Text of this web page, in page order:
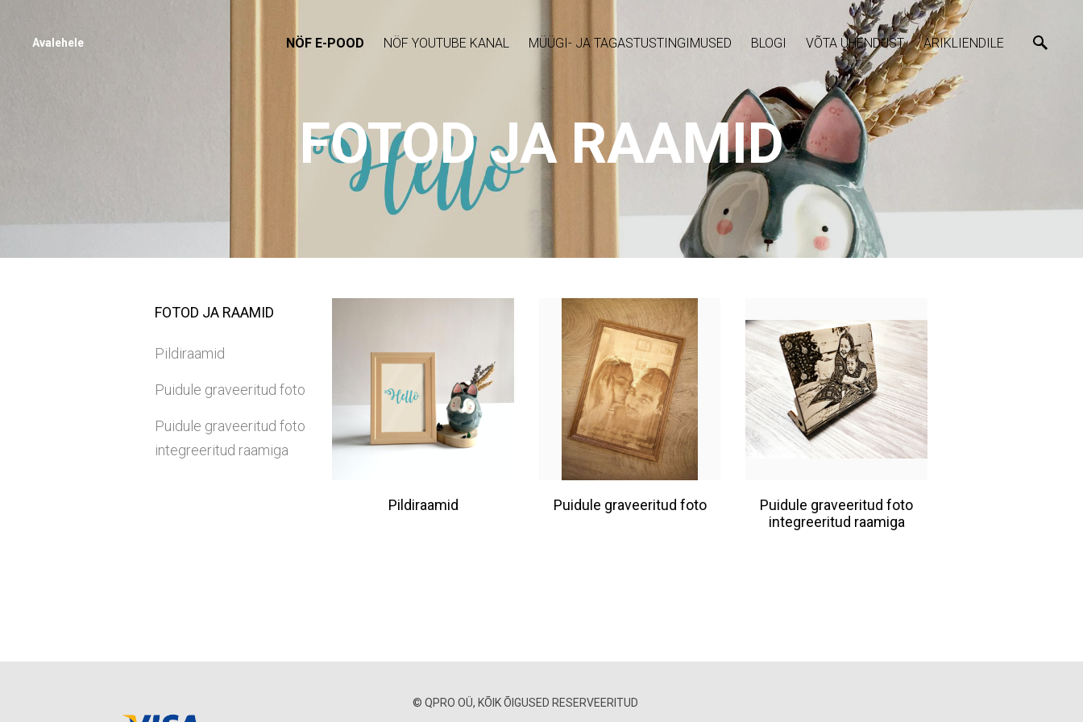
Avalehele NÖF E-POOD NÖF YOUTUBE KANAL MÜÜGI- JA TAGASTUSTINGIMUSED BLOGI VÕTA ÜHENDUST ÄRIKLIENDILE
FOTOD JA RAAMID
FOTOD JA RAAMID
Pildiraamid
Puidule graveeritud foto
Puidule graveeritud foto
integreeritud raamiga
Pildiraamid Puidule graveeritud foto
Puidule graveeritud foto
integreeritud raamiga
© QPRO OÜ, KÕIK ÕIGUSED RESERVEERITUD